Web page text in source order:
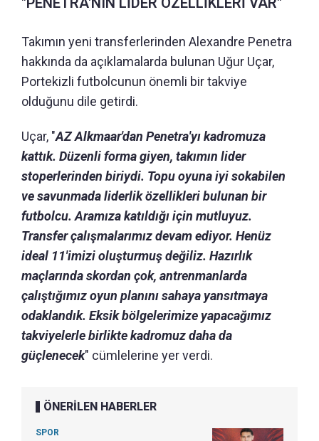
Takımın yeni transferlerinden Alexandre Penetra
hakkında da açıklamalarda bulunan Uğur Uçar,
Portekizli futbolcunun önemli bir takviye
olduğunu dile getirdi.
Uçar, "AZ Alkmaar'dan Penetra'yı kadromuza
kattık. Düzenli forma giyen, takımın lider
stoperlerinden biriydi. Topu oyuna iyi sokabilen
ve savunmada liderlik özellikleri bulunan bir
futbolcu. Aramıza katıldığı için mutluyuz.
Transfer çalışmalarımız devam ediyor. Henüz
ideal 11'imizi oluşturmuş değiliz. Hazırlık
maçlarında skordan çok, antrenmanlarda
çalıştığımız oyun planını sahaya yansıtmaya
odaklandık. Eksik bölgelerimize yapacağımız
takviyelerle birlikte kadromuz daha da
güçlenecek" cümlelerine yer verdi.
ÖNERİLEN HABERLER
SPOR